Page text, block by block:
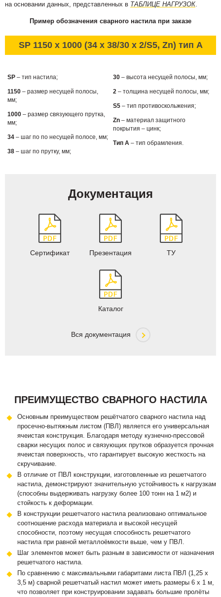
на основании данных, представленных в ТАБЛИЦЕ НАГРУЗОК.
Пример обозначения сварного настила при заказе
SP 1150 x 1000 (34 x 38/30 x 2/S5, Zn) тип А
SP – тип настила;
1150 – размер несущей полосы,
мм;
1000 – размер связующего прутка,
мм;
34 – шаг по по несущей полосе, мм;
38 – шаг по прутку, мм;
30 – высота несущей полосы, мм;
2 – толщина несущей полосы, мм;
S5 – тип противоскольжения;
Zn – материал защитного
покрытия – цинк;
Тип А – тип обрамления.
Документация
Сертификат Презентация ТУ
Каталог
Вся документация
ПРЕИМУЩЕСТВО СВАРНОГО НАСТИЛА
Основным преимуществом решётчатого сварного настила над
просечно-вытяжным листом (ПВЛ) является его универсальная
ячеистая конструкция. Благодаря методу кузнечно-прессовой
сварки несущих полос и связующих прутков образуется прочная
ячеистая поверхность, что гарантирует высокую жесткость на
скручивание.
В отличие от ПВЛ конструкции, изготовленные из решетчатого
настила, демонстрируют значительную устойчивость к нагрузкам
(способны выдерживать нагрузку более 100 тонн на 1 м2) и
стойкость к деформации.
В конструкции решетчатого настила реализовано оптимальное
соотношение расхода материала и высокой несущей
способности, поэтому несущая способность решетчатого
настила при равной металлоёмкости выше, чем у ПВЛ.
Шаг элементов может быть разным в зависимости от назначения
решетчатого настила.
По сравнению с максимальными габаритами листа ПВЛ (1,25 х
3,5 м) сварной решетчатый настил может иметь размеры 6 х 1 м,
что позволяет при конструировании задавать большие пролёты